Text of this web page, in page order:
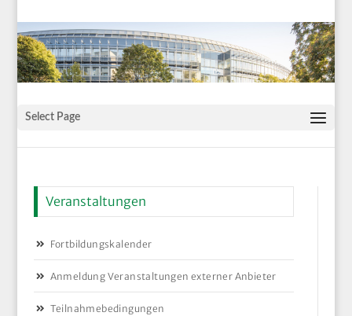
Select Page
Veranstaltungen
Fortbildungskalender
Anmeldung Veranstaltungen externer Anbieter
Teilnahmebedingungen